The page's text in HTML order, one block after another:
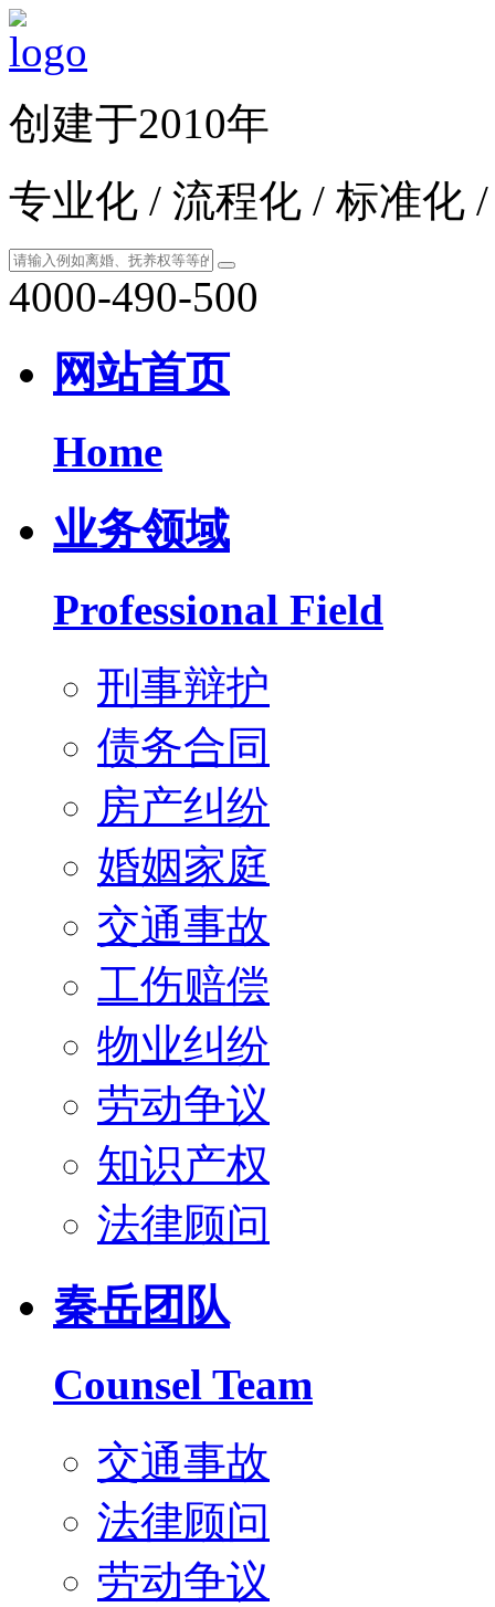
创建于2010年
专业化 / 流程化 / 标准化
4000-490-500
网站首页
Home
业务领域
Professional Field
刑事辩护
债务合同
房产纠纷
婚姻家庭
交通事故
工伤赔偿
物业纠纷
劳动争议
知识产权
法律顾问
秦岳团队
Counsel Team
交通事故
法律顾问
劳动争议